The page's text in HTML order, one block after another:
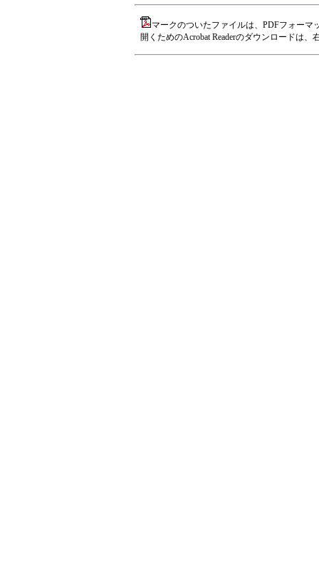
マークのついたファイルは、PDFフォー
開くためのAcrobat Readerのダウンロードは